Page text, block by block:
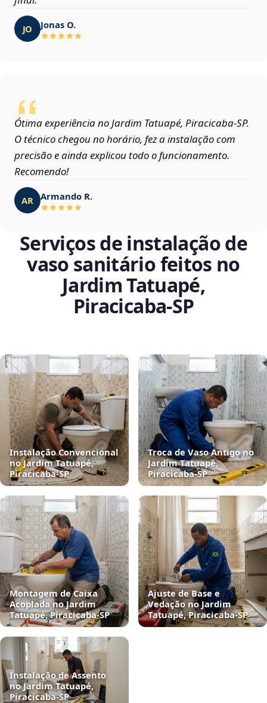
JO Jonas O.
Ótima experiência no Jardim Tatuapé, Piracicaba‑SP.
O técnico chegou no horário, fez a instalação com
precisão e ainda explicou todo o funcionamento.
Recomendo!
AR Armando R.
Serviços de instalação de
vaso sanitário feitos no
Jardim Tatuapé,
Piracicaba‑SP
Instalação Convencional
no Jardim Tatuapé,
Piracicaba‑SP
Troca de Vaso Antigo no
Jardim Tatuapé,
Piracicaba‑SP
Montagem de Caixa
Acoplada no Jardim
Tatuapé, Piracicaba‑SP
Ajuste de Base e
Vedação no Jardim
Tatuapé, Piracicaba‑SP
Instalação de Assento
no Jardim Tatuapé,
Piracicaba‑SP